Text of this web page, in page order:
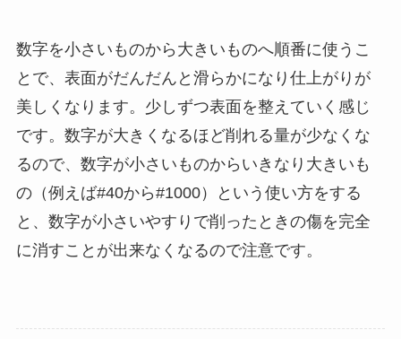
数字を小さいものから大きいものへ順番に使うこ
とで、表面がだんだんと滑らかになり仕上がりが
美しくなります。少しずつ表面を整えていく感じ
です。数字が大きくなるほど削れる量が少なくな
るので、数字が小さいものからいきなり大きいも
の（例えば#40から#1000）という使い方をする
と、数字が小さいやすりで削ったときの傷を完全
に消すことが出来なくなるので注意です。